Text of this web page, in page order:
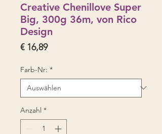
Creative Chenillove Super
Big, 300g 36m, von Rico
Design
€ 16,89Preis
Farb-Nr: *
Anzahl *